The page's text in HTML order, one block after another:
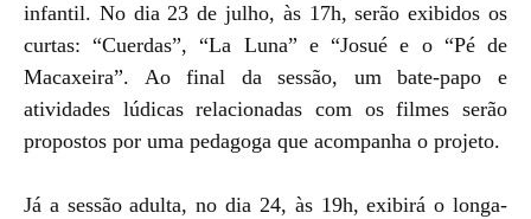
infantil. No dia 23 de julho, às 17h, serão exibidos os
curtas: “Cuerdas”, “La Luna” e “Josué e o “Pé de
Macaxeira”. Ao final da sessão, um bate-papo e
atividades lúdicas relacionadas com os filmes serão
propostos por uma pedagoga que acompanha o projeto.
Já a sessão adulta, no dia 24, às 19h, exibirá o longa-